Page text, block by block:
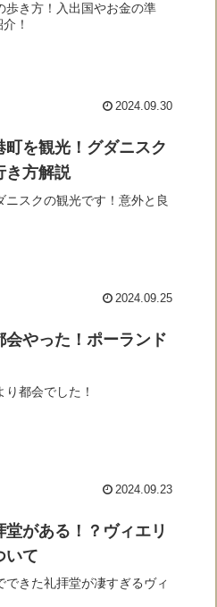
歩き方！入出国やお金の準
！
2024.09.30
町を観光！グダニスク
き方解説
スクの観光です！意外と良
2024.09.25
会やった！ポーランド
都会でした！
2024.09.23
堂がある！？ヴィエリ
いて
きた礼拝堂が凄すぎるヴィ